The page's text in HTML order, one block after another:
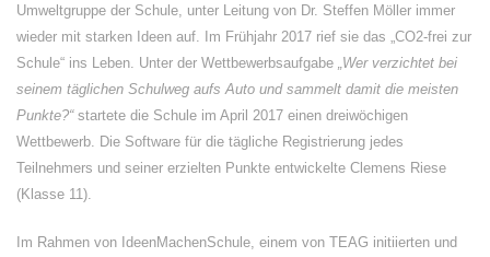
Umweltgruppe der Schule, unter Leitung von Dr. Steffen Möller immer
wieder mit starken Ideen auf. Im Frühjahr 2017 rief sie das „CO2-frei zur
Schule“ ins Leben. Unter der Wettbewerbsaufgabe „Wer verzichtet bei
seinem täglichen Schulweg aufs Auto und sammelt damit die meisten
Punkte?“startete die Schule im April 2017 einen dreiwöchigen
Wettbewerb. Die Software für die tägliche Registrierung jedes
Teilnehmers und seiner erzielten Punkte entwickelte Clemens Riese
(Klasse 11).
Im Rahmen von IdeenMachenSchule, einem von TEAG initiierten und